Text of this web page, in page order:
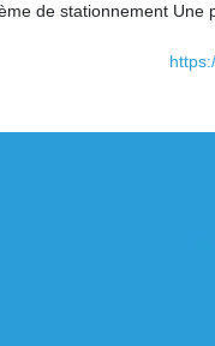
de stationnement